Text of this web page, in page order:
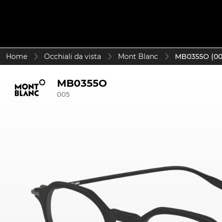
Home Occhiali da vista Mont Blanc MB0355O
MB0355O
005